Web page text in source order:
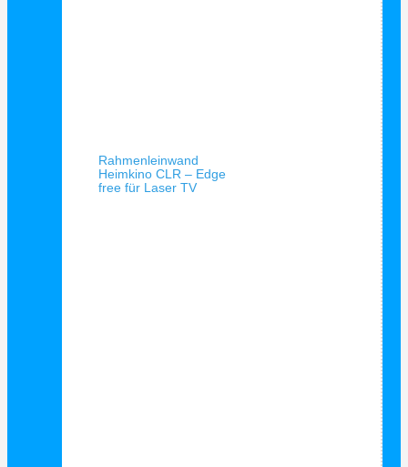
Rahmenleinwand
Heimkino CLR – Edge
free für Laser TV